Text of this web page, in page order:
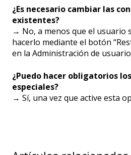
¿Es necesario cambiar las
existentes?
→ No, a menos que el usuario
hacerlo mediante el botón
en la Administración de
¿Puedo hacer obligatorios
especiales?
→ Sí, una vez que active esta